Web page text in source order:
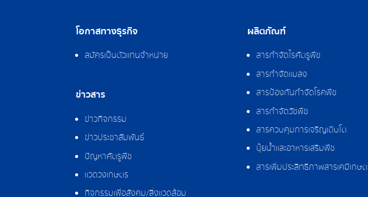
โอกาสทางธุรกิจ
สมัครเป็นตัวแทนจำหน่าย
ข่าวสาร
ข่าวกิจกรรม
ข่าวประชาสัมพันธ์
ปัญหาศัตรูพืช
แวดวงเกษตร
กิจกรรมเพื่อสังคม/สิ่งแวดล้อม
ผลิตภัณฑ์
สารกำจัดไรศัตรูพืช
สารกำจัดแมลง
สารป้องกันกำจัดโรคพืช
สารกำจัดวัชพืช
สารควบคุมการเจริญเติบโต
ปุ๋ยน้ำและอาหารเสริมพืช
สารเพิ่มประสิทธิภาพสารเคมีเกษ